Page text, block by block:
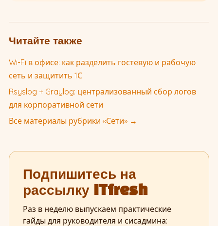
Читайте также
Wi-Fi в офисе: как разделить гостевую и рабочую
сеть и защитить 1С
Rsyslog + Graylog: централизованный сбор логов
для корпоративной сети
Все материалы рубрики «Сети» →
Подпишитесь на
рассылку ITfresh
Раз в неделю выпускаем практические
гайды для руководителя и сисадмина: